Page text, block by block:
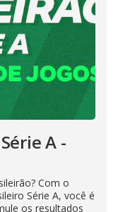
A -
Com o
Série A, você é
os resultados